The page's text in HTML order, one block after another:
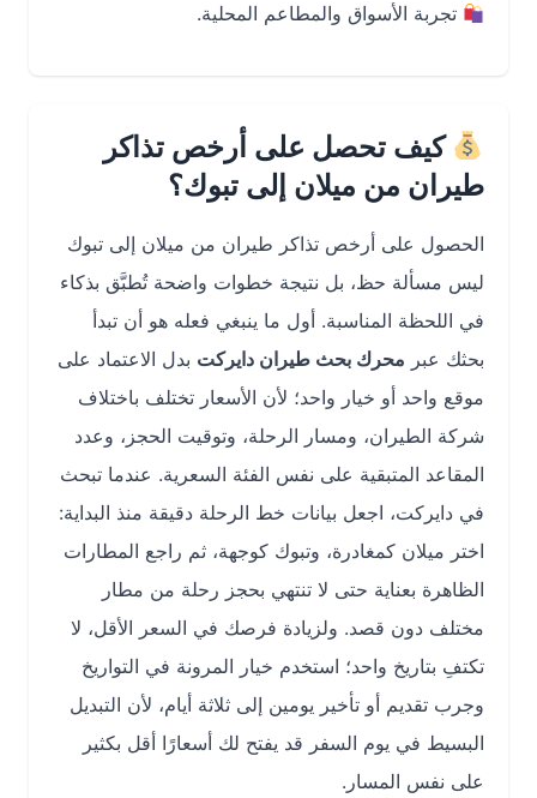
تجربة الأسواق والمطاعم المحلية.
كيف تحصل على أرخص تذاكر
طيران من ميلان إلى تبوك؟
الحصول على أرخص تذاكر طيران من ميلان إلى تبوك
ليس مسألة حظ، بل نتيجة خطوات واضحة تُطبَّق بذكاء
في اللحظة المناسبة. أول ما ينبغي فعله هو أن تبدأ
بحثك عبرمحرك بحث طيران دايركتبدل الاعتماد على
موقع واحد أو خيار واحد؛ لأن الأسعار تختلف باختلاف
شركة الطيران، ومسار الرحلة، وتوقيت الحجز، وعدد
المقاعد المتبقية على نفس الفئة السعرية. عندما تبحث
في دايركت، اجعل بيانات خط الرحلة دقيقة منذ البداية:
اختر ميلان كمغادرة، وتبوك كوجهة، ثم راجع المطارات
الظاهرة بعناية حتى لا تنتهي بحجز رحلة من مطار
مختلف دون قصد. ولزيادة فرصك في السعر الأقل، لا
تكتفِ بتاريخ واحد؛ استخدم خيار المرونة في التواريخ
وجرب تقديم أو تأخير يومين إلى ثلاثة أيام، لأن التبديل
البسيط في يوم السفر قد يفتح لك أسعارًا أقل بكثير
على نفس المسار.